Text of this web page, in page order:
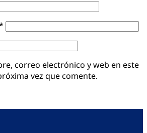
correo electrónico y web en este
vez que comente.